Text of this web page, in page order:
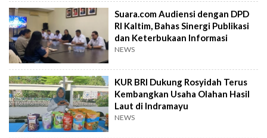
Suara.com Audiensi dengan DPD
RI Kaltim, Bahas Sinergi Publikasi
dan Keterbukaan Informasi
NEWS
KUR BRI Dukung Rosyidah Terus
Kembangkan Usaha Olahan Hasil
Laut di Indramayu
NEWS